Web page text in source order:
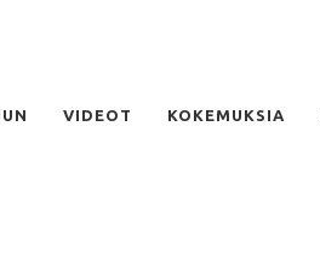
VIDEOT KOKEMUKSIA